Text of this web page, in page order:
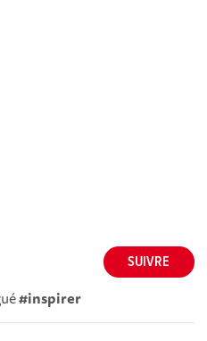
SUIVRE
#inspirer